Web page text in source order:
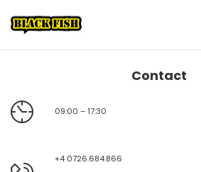
Contact
09:00 – 17:30
+4 0726.684.866